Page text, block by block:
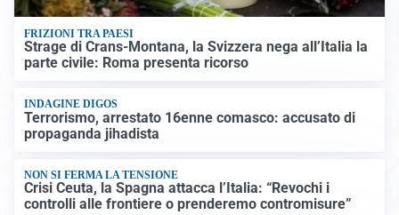
FRIZIONI TRA PAESI
Strage di Crans-Montana, la Svizzera nega all’Italia la
parte civile: Roma presenta ricorso
INDAGINE DIGOS
Terrorismo, arrestato 16enne comasco: accusato di
propaganda jihadista
NON SI FERMA LA TENSIONE
Crisi Ceuta, la Spagna attacca l’Italia: “Revochi i
controlli alle frontiere o prenderemo contromisure”